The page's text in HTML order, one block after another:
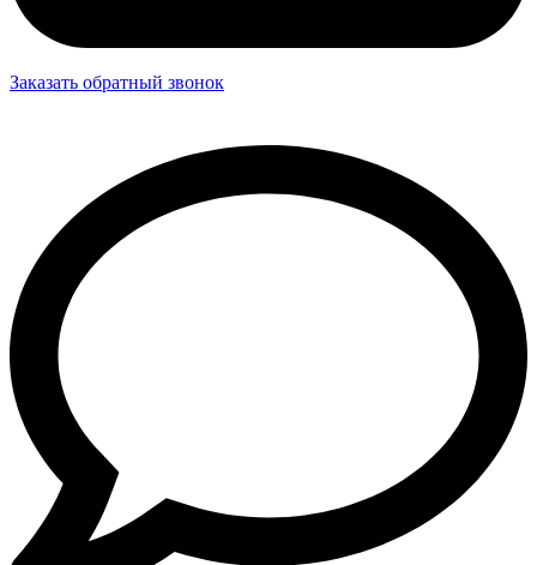
Заказать обратный звонок